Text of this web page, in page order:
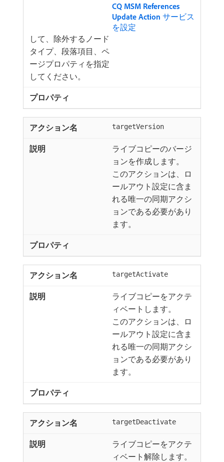
CQ MSM References
Update Action サービス
を設定
して、除外するノード
タイプ、段落項目、ペ
ージプロパティを指定
してください。
targetVersion
ライブコピーのバージ
ョンを作成します。
このアクションは、ロ
ールアウト設定に含ま
れる唯一の同期アクシ
ョンである必要があり
ます。
targetActivate
ライブコピーをアクテ
ィベートします。
このアクションは、ロ
ールアウト設定に含ま
れる唯一の同期アクシ
ョンである必要があり
ます。
targetDeactivate
ライブコピーをアクテ
ィベート解除します。